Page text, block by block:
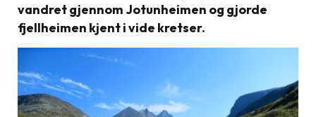
vandret gjennom Jotunheimen og gjorde
fjellheimen kjent i vide kretser.